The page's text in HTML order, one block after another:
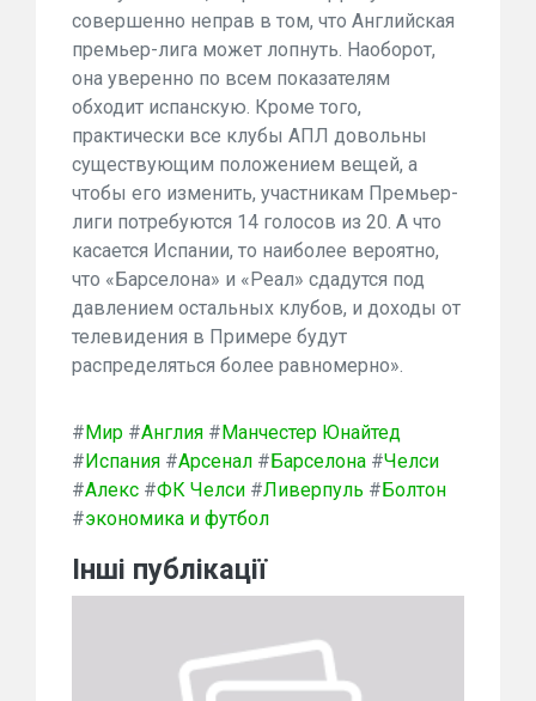
совершенно неправ в том, что Английская
премьер-лига может лопнуть. Наоборот,
она уверенно по всем показателям
обходит испанскую. Кроме того,
практически все клубы АПЛ довольны
существующим положением вещей, а
чтобы его изменить, участникам Премьер-
лиги потребуются 14 голосов из 20. А что
касается Испании, то наиболее вероятно,
что «Барселона» и «Реал» сдадутся под
давлением остальных клубов, и доходы от
телевидения в Примере будут
распределяться более равномерно».
#Мир #Англия #Манчестер Юнайтед
#Испания #Арсенал #Барселона #Челси
#Алекс #ФК Челси #Ливерпуль #Болтон
#экономика и футбол
Інші публікації